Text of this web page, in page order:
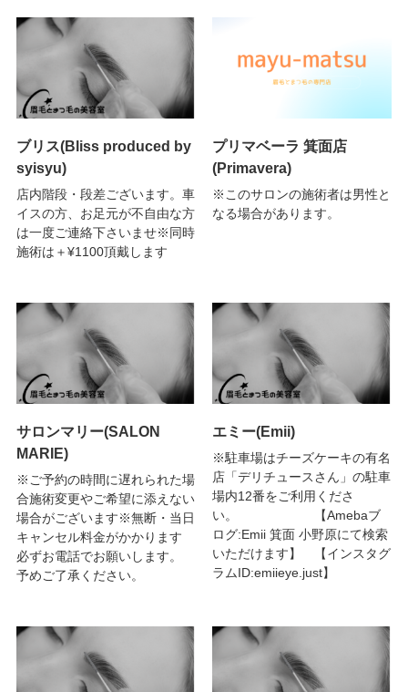
ブリス(Bliss produced by
syisyu)
店内階段・段差ございます。車
イスの方、お足元が不自由な方
は一度ご連絡下さいませ※同時
施術は＋¥1100頂戴します
プリマベーラ 箕面店
(Primavera)
※このサロンの施術者は男性と
なる場合があります。
サロンマリー(SALON
MARIE)
※ご予約の時間に遅れられた場
合施術変更やご希望に添えない
場合がございます※無断・当日
キャンセル料金がかかります
必ずお電話でお願いします。
予めご了承ください。
エミー(Emii)
※駐車場はチーズケーキの有名
店「デリチュースさん」の駐車
場内12番をご利用くださ
い。 【Amebaブ
ログ:Emii 箕面 小野原にて検索
いただけます】 【インスタグ
ラムID:emiieye.just】